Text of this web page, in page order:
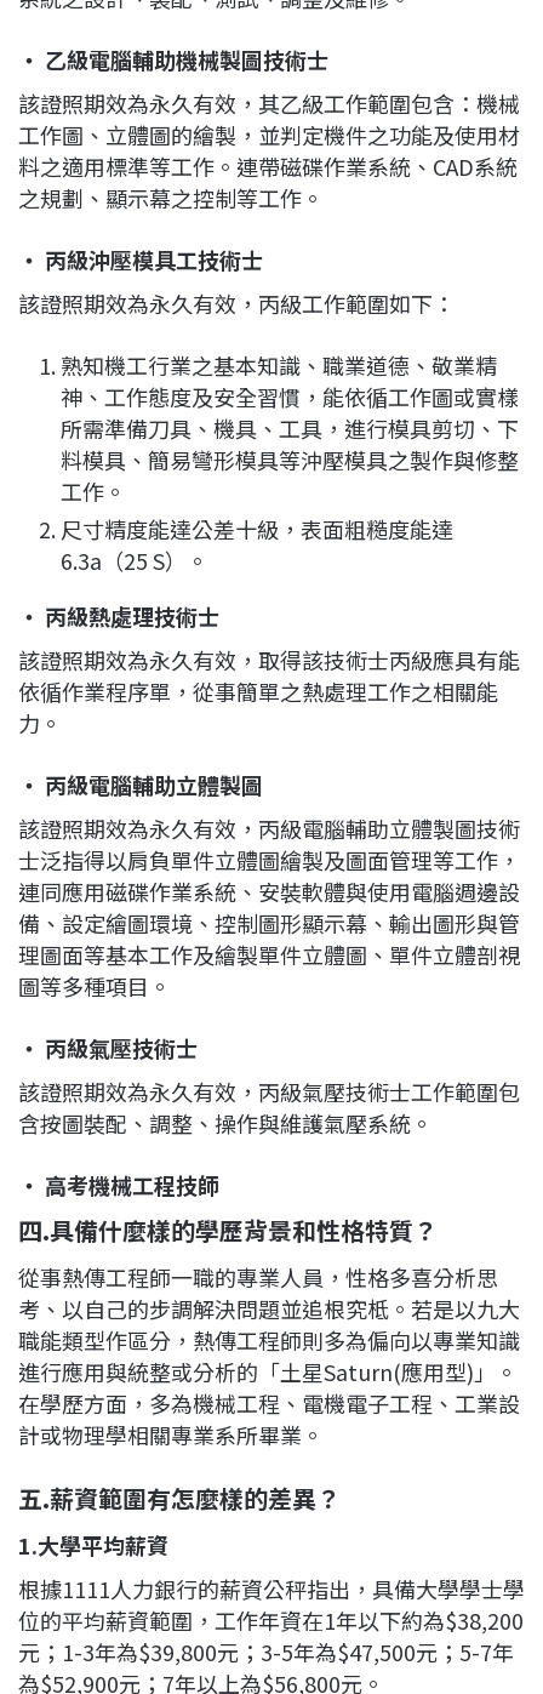
‧ 乙級電腦輔助機械製圖技術士
該證照期效為永久有效，其乙級工作範圍包含：機械
工作圖、立體圖的繪製，並判定機件之功能及使用材
料之適用標準等工作。連帶磁碟作業系統、CAD系統
之規劃、顯示幕之控制等工作。
‧ 丙級沖壓模具工技術士
該證照期效為永久有效，丙級工作範圍如下：
熟知機工行業之基本知識、職業道德、敬業精
神、工作態度及安全習慣，能依循工作圖或實樣
所需準備刀具、機具、工具，進行模具剪切、下
料模具、簡易彎形模具等沖壓模具之製作與修整
工作。
尺寸精度能達公差十級，表面粗糙度能達
6.3a（25 S）。
‧ 丙級熱處理技術士
該證照期效為永久有效，取得該技術士丙級應具有能
依循作業程序單，從事簡單之熱處理工作之相關能
力。
‧ 丙級電腦輔助立體製圖
該證照期效為永久有效，丙級電腦輔助立體製圖技術
士泛指得以肩負單件立體圖繪製及圖面管理等工作，
連同應用磁碟作業系統、安裝軟體與使用電腦週邊設
備、設定繪圖環境、控制圖形顯示幕、輸出圖形與管
理圖面等基本工作及繪製單件立體圖、單件立體剖視
圖等多種項目。
‧ 丙級氣壓技術士
該證照期效為永久有效，丙級氣壓技術士工作範圍包
含按圖裝配、調整、操作與維護氣壓系統。
‧ 高考機械工程技師
四.具備什麼樣的學歷背景和性格特質？
從事熱傳工程師一職的專業人員，性格多喜分析思
考、以自己的步調解決問題並追根究柢。若是以九大
職能類型作區分，熱傳工程師則多為偏向以專業知識
進行應用與統整或分析的「土星Saturn(應用型)」。
在學歷方面，多為機械工程、電機電子工程、工業設
計或物理學相關專業系所畢業。
五.薪資範圍有怎麼樣的差異？
1.大學平均薪資
根據1111人力銀行的薪資公秤指出，具備大學學士學
位的平均薪資範圍，工作年資在1年以下約為$38,200
元；1-3年為$39,800元；3-5年為$47,500元；5-7年
為$52,900元；7年以上為$56,800元。